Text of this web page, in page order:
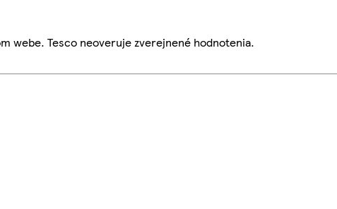
webe. Tesco neoveruje zverejnené hodnotenia.